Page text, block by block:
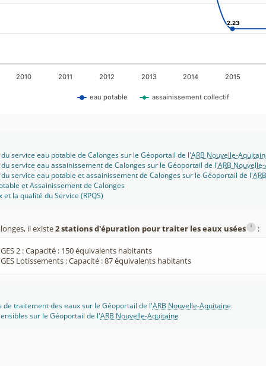
2.23
2.23
eau potable assainissement collectif
2010 2011 2012 2013 2014 2015
service eau potable de Calonges sur le Géoportail de l'ARB Nouvelle-
service eau assainissement de Calonges sur le Géoportail de l'ARB
service eau potable et assainissement de Calonges sur le Géoportail de l'
et Assainissement de Calonges
la qualité du Service (RPQS)
il existe2 stations d'épuration pour traiter les eaux usées i :
2 : Capacité : 150 équivalents habitants
Lotissements : Capacité : 87 équivalents habitants
de traitement des eaux sur le Géoportail de l'ARB Nouvelle-Aquitaine
sur le Géoportail de l'ARB Nouvelle-Aquitaine